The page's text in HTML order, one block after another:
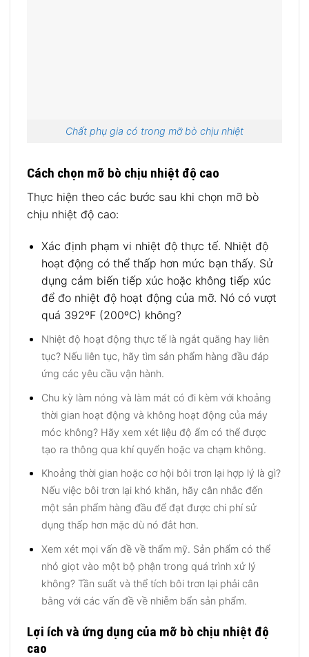
Chất phụ gia có trong mỡ bò chịu nhiệt
Cách chọn mỡ bò chịu nhiệt độ cao
Thực hiện theo các bước sau khi chọn mỡ bò
chịu nhiệt độ cao:
Xác định phạm vi nhiệt độ thực tế. Nhiệt độ
hoạt động có thể thấp hơn mức bạn thấy. Sử
dụng cảm biến tiếp xúc hoặc không tiếp xúc
để đo nhiệt độ hoạt động của mỡ. Nó có vượt
quá 392ºF (200ºC) không?
Nhiệt độ hoạt động thực tế là ngắt quãng hay liên
tục? Nếu liên tục, hãy tìm sản phẩm hàng đầu đáp
ứng các yêu cầu vận hành.
Chu kỳ làm nóng và làm mát có đi kèm với khoảng
thời gian hoạt động và không hoạt động của máy
móc không? Hãy xem xét liệu độ ẩm có thể được
tạo ra thông qua khí quyển hoặc va chạm không.
Khoảng thời gian hoặc cơ hội bôi trơn lại hợp lý là gì?
Nếu việc bôi trơn lại khó khăn, hãy cân nhắc đến
một sản phẩm hàng đầu để đạt được chi phí sử
dụng thấp hơn mặc dù nó đắt hơn.
Xem xét mọi vấn đề về thẩm mỹ. Sản phẩm có thể
nhỏ giọt vào một bộ phận trong quá trình xử lý
không? Tần suất và thể tích bôi trơn lại phải cân
bằng với các vấn đề về nhiễm bẩn sản phẩm.
Lợi ích và ứng dụng của mỡ bò chịu nhiệt độ
cao